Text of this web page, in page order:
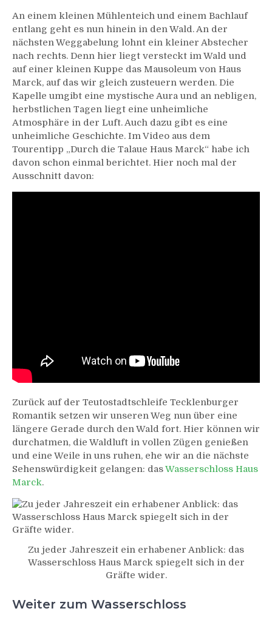
An einem kleinen Mühlenteich und einem Bachlauf
entlang geht es nun hinein in den Wald. An der
nächsten Weggabelung lohnt ein kleiner Abstecher
nach rechts. Denn hier liegt versteckt im Wald und
auf einer kleinen Kuppe das Mausoleum von Haus
Marck, auf das wir gleich zusteuern werden. Die
Kapelle umgibt eine mystische Aura und an nebligen,
herbstlichen Tagen liegt eine unheimliche
Atmosphäre in der Luft. Auch dazu gibt es eine
unheimliche Geschichte. Im Video aus dem
Tourentipp „Durch die Talaue Haus Marck“ habe ich
davon schon einmal berichtet. Hier noch mal der
Ausschnitt davon:
Zurück auf der Teutostadtschleife Tecklenburger
Romantik setzen wir unseren Weg nun über eine
längere Gerade durch den Wald fort. Hier können wir
durchatmen, die Waldluft in vollen Zügen genießen
und eine Weile in uns ruhen, ehe wir an die nächste
Sehenswürdigkeit gelangen: dasWasserschloss Haus
Marck.
Zu jeder Jahreszeit ein erhabener Anblick: das
Wasserschloss Haus Marck spiegelt sich in der
Gräfte wider.
Weiter zum Wasserschloss